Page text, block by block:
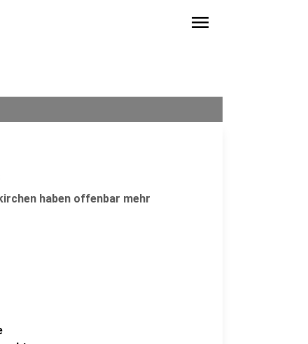
menu
haben offenbar mehr